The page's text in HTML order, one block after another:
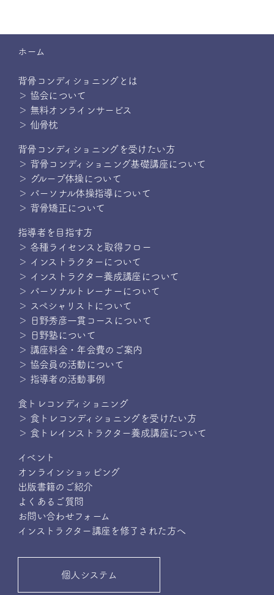
ホーム
背骨コンディショニングとは
＞ 協会について
＞ 無料オンラインサービス
＞ 仙骨枕
背骨コンディショニングを受けたい方
＞ 背骨コンディショニング基礎講座について
＞ グループ体操について
＞ パーソナル体操指導について
＞ 背骨矯正について
指導者を目指す方
＞ 各種ライセンスと取得フロー
＞ インストラクターについて
＞ インストラクター養成講座について
＞ パーソナルトレーナーについて
＞ スペシャリストについて
＞ 日野秀彦一貫コースについて
＞ 日野塾について
＞ 講座料金・年会費のご案内
＞ 協会員の活動について
＞ 指導者の活動事例
食トレコンディショニング
＞ 食トレコンディショニングを受けたい方
＞ 食トレインストラクター養成講座について
イベント
オンラインショッピング
出版書籍のご紹介
よくあるご質問
お問い合わせフォーム
インストラクター講座を修了された方へ
個人システム